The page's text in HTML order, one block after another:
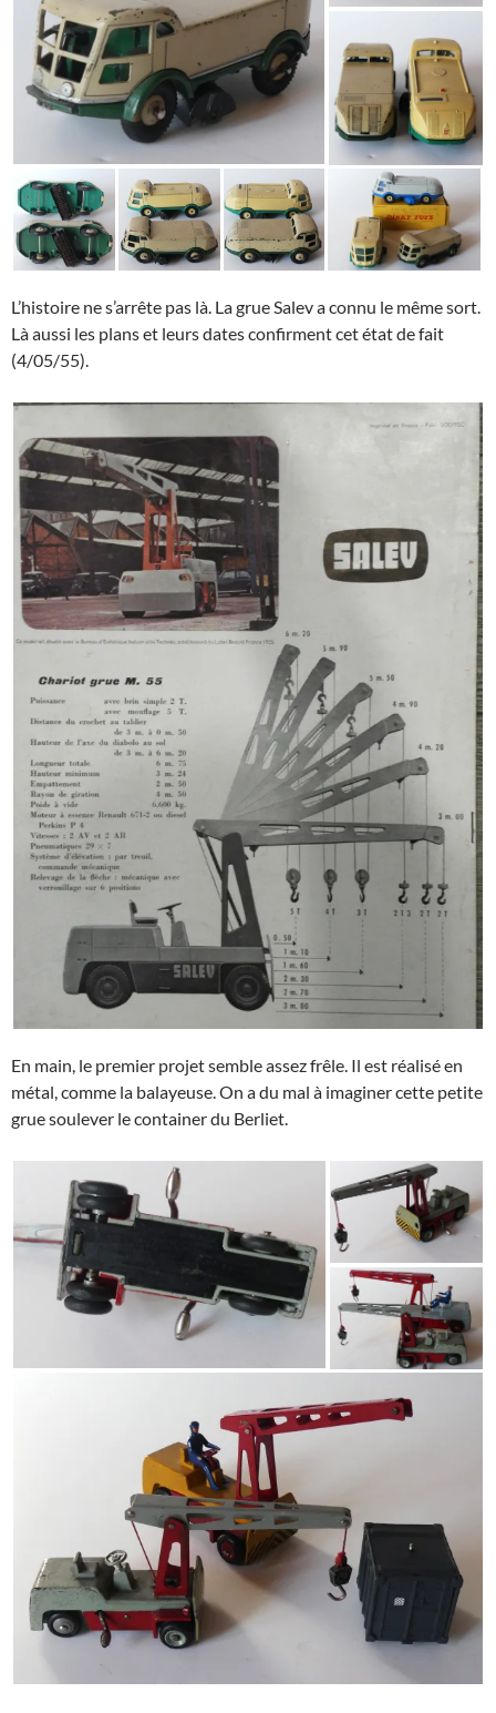
L’histoire ne s’arrête pas là. La grue Salev a connu le même sort.
Là aussi les plans et leurs dates confirment cet état de fait
(4/05/55).
En main, le premier projet semble assez frêle. Il est réalisé en
métal, comme la balayeuse. On a du mal à imaginer cette petite
grue soulever le container du Berliet.